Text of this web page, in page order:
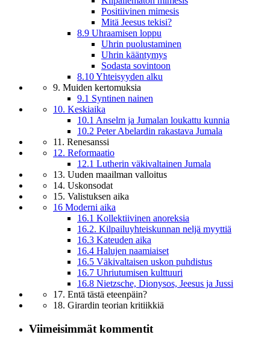
Positiivinen mimesis
Mitä Jeesus tekisi?
8.9 Uhraamisen loppu
Uhrin puolustaminen
Uhrin kääntymys
Sodasta sovintoon
8.10 Yhteisyyden alku
9. Muiden kertomuksia
9.1 Syntinen nainen
10. Keskiaika
10.1 Anselm ja Jumalan loukattu kunnia
10.2 Peter Abelardin rakastava Jumala
11. Renesanssi
12. Reformaatio
12.1 Lutherin väkivaltainen Jumala
13. Uuden maailman valloitus
14. Uskonsodat
15. Valistuksen aika
16 Moderni aika
16.1 Kollektiivinen anoreksia
16.2. Kilpailuyhteiskunnan neljä myyttiä
16.3 Kateuden aika
16.4 Halujen naamiaiset
16.5 Väkivaltaisen uskon puhdistus
16.7 Uhriutumisen kulttuuri
16.8 Nietzsche, Dionysos, Jeesus ja Jussi
17. Entä tästä eteenpäin?
18. Girardin teorian kritiikkiä
Viimeisimmät kommentit